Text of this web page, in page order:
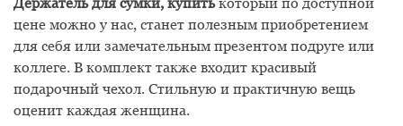
цене можно у нас, станет полезным приобретением
для себя или замечательным презентом подруге или
коллеге. В комплект также входит красивый
подарочный чехол. Стильную и практичную вещь
оценит каждая женщина.